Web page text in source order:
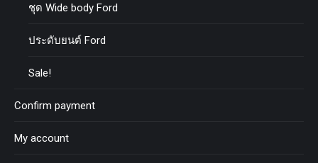
ชุด Wide body Ford
ประดับยนต์ Ford
Sale!
Confirm payment
My account